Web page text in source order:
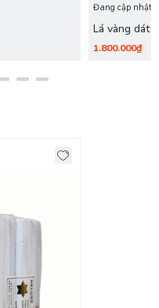
quỳ/gói)
Đang cập nhật
Lá vàng dát
1.800.000₫